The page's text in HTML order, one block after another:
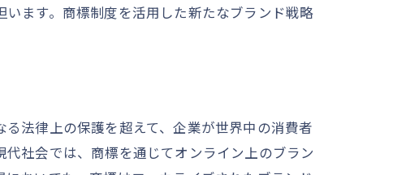
ます。商標制度を活用した新たなブランド戦略
法律上の保護を超えて、企業が世界中の消費者
社会では、商標を通じてオンライン上のブラン